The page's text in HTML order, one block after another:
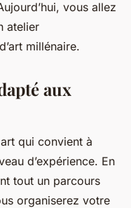
vous allez
atelier
millénaire.
aux
qui convient à
d’expérience. En
tout un parcours
organiserez votre